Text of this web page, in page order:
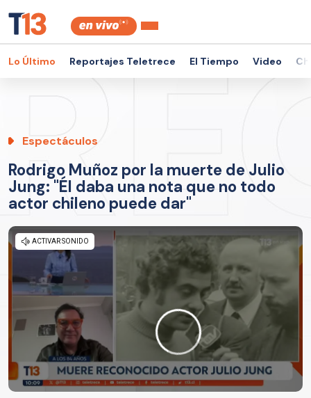
Lo Último Reportajes Teletrece El Tiempo Video
Espectáculos
Rodrigo Muñoz por la muerte de Julio
Jung: "Él daba una nota que no todo
actor chileno puede dar"